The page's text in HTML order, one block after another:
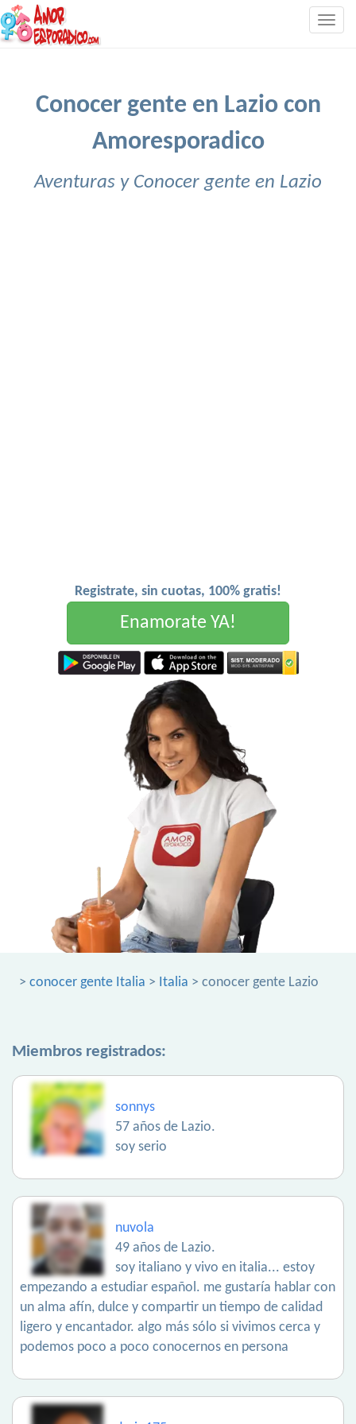
Conocer gente en Lazio con
Amoresporadico
Aventuras y Conocer gente en Lazio
Registrate, sin cuotas, 100% gratis!
Enamorate YA!
> conocer gente Italia > Italia > conocer gente Lazio
Miembros registrados:
sonnys
57 años de Lazio.
soy serio
nuvola
49 años de Lazio.
soy italiano y vivo en italia... estoy
empezando a estudiar español. me gustaría hablar con
un alma afín, dulce y compartir un tiempo de calidad
ligero y encantador. algo más sólo si vivimos cerca y
podemos poco a poco conocernos en persona